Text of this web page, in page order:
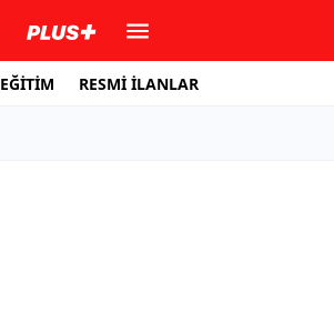
EĞİTİM RESMİ İLANLAR